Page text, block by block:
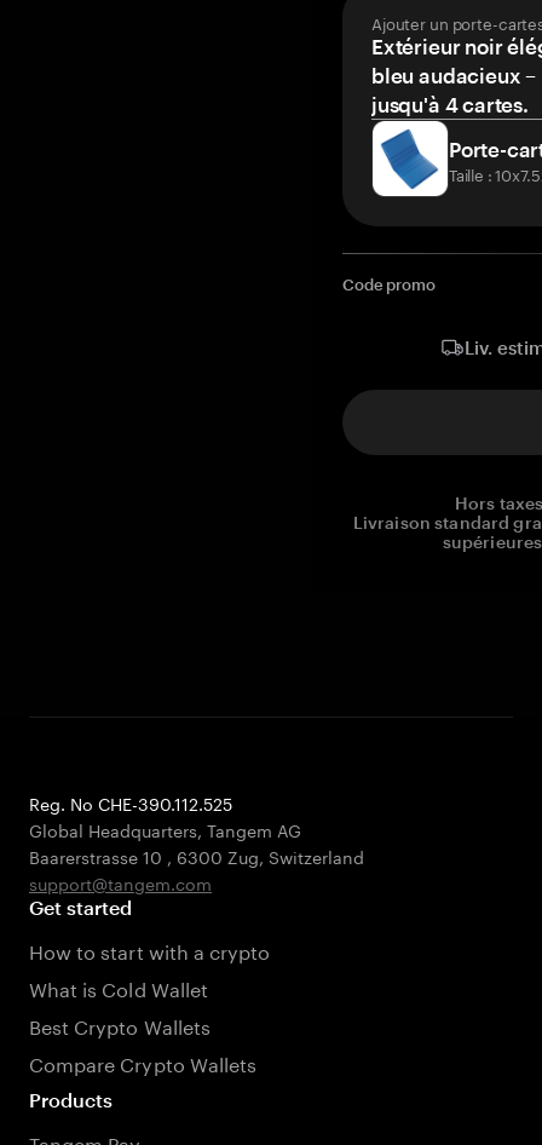
Ajouter un porte-
Extérieur noir
bleu audacieux
jusqu'à 4 cartes.
Porte-
Taille :
Code promo
Liv.
Hors
Livraison standard
Reg. No CHE-390.112.525
Global Headquarters, Tangem AG
Baarerstrasse 10 , 6300 Zug, Switzerland
support@tangem.com
Get started
How to start with a crypto
What is Cold Wallet
Best Crypto Wallets
Compare Crypto Wallets
Products